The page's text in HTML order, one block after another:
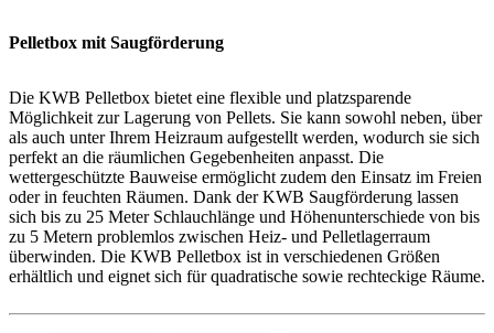
Pelletbox mit Saugförderung
Die KWB Pelletbox bietet eine flexible und platzsparende
Möglichkeit zur Lagerung von Pellets. Sie kann sowohl neben, über
als auch unter Ihrem Heizraum aufgestellt werden, wodurch sie sich
perfekt an die räumlichen Gegebenheiten anpasst. Die
wettergeschützte Bauweise ermöglicht zudem den Einsatz im Freien
oder in feuchten Räumen. Dank der KWB Saugförderung lassen
sich bis zu 25 Meter Schlauchlänge und Höhenunterschiede von bis
zu 5 Metern problemlos zwischen Heiz- und Pelletlagerraum
überwinden. Die KWB Pelletbox ist in verschiedenen Größen
erhältlich und eignet sich für quadratische sowie rechteckige Räume.